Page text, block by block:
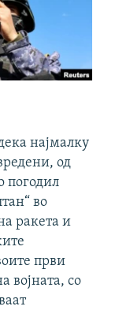
најмалку
од
погодил
во
ракета и
први
војната, со